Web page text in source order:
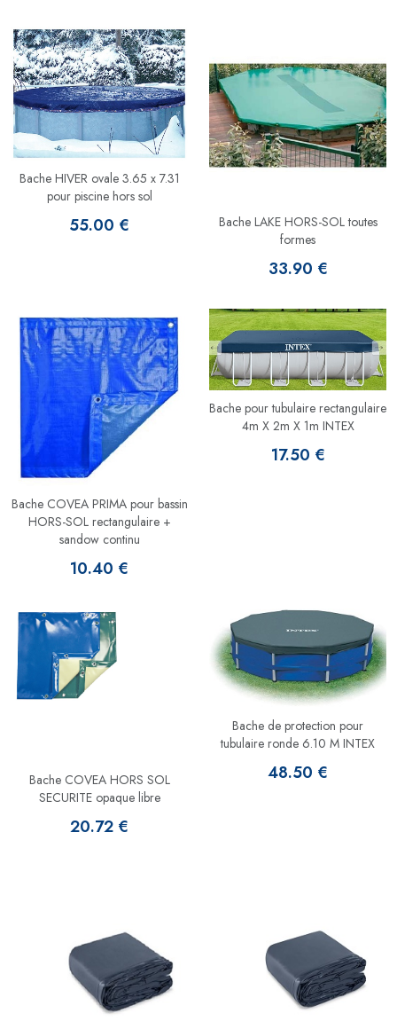
Bache HIVER ovale 3.65 x 7.31
pour piscine hors sol
55.00 €
Bache LAKE HORS-SOL toutes
formes
33.90 €
Bache COVEA PRIMA pour bassin
HORS-SOL rectangulaire +
sandow continu
10.40 €
Bache pour tubulaire rectangulaire
4m X 2m X 1m INTEX
17.50 €
Bache COVEA HORS SOL
SECURITE opaque libre
20.72 €
Bache de protection pour
tubulaire ronde 6.10 M INTEX
48.50 €